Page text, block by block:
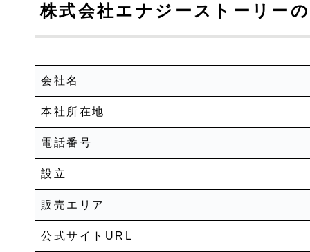
株式会社エナジーストーリー
会社名
本社所在地
電話番号
設立
販売エリア
公式サイトURL